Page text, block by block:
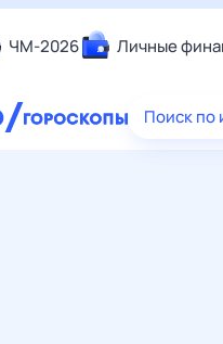
ЧМ-2026 Личные
Поиск по